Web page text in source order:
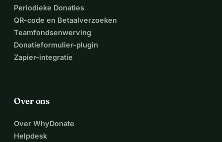
Periodieke Donaties
QR-code en Betaalverzoeken
Teamfondsenwerving
Donatieformulier-plugin
Zapier-integratie
Over ons
Over WhyDonate
Helpdesk